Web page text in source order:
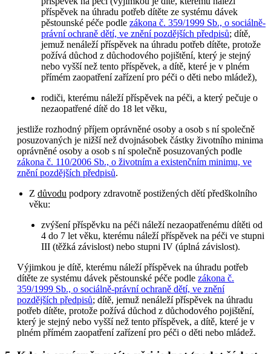
příspěvek na úhradu potřeb dítěte ze systému dávek
pěstounské péče podlezákona č. 359/1999 Sb., o sociálně-
právní ochraně dětí, ve znění pozdějších předpisů; dítě,
jemuž nenáleží příspěvek na úhradu potřeb dítěte, protože
požívá důchod z důchodového pojištění, který je stejný
nebo vyšší než tento příspěvek, a dítě, které je v plném
přímém zaopatření zařízení pro péči o děti nebo mládež),
rodiči, kterému náleží příspěvek na péči, a který pečuje o
nezaopatřené dítě do 18 let věku,
jestliže rozhodný příjem oprávněné osoby a osob s ní společně
posuzovaných je nižší než dvojnásobek částky životního minima
oprávněné osoby a osob s ní společně posuzovaných podle
zákona č. 110/2006 Sb., o životním a existenčním minimu, ve
znění pozdějších předpisů.
Z důvodu podpory zdravotně postižených dětí předškolního
věku:
zvýšení příspěvku na péči náleží nezaopatřenému dítěti od
4 do 7 let věku, kterému náleží příspěvek na péči ve stupni
III (těžká závislost) nebo stupni IV (úplná závislost).
Výjimkou je dítě, kterému náleží příspěvek na úhradu potřeb
dítěte ze systému dávek pěstounské péče podlezákona č.
359/1999 Sb., o sociálně-právní ochraně dětí, ve znění
pozdějších předpisů; dítě, jemuž nenáleží příspěvek na úhradu
potřeb dítěte, protože požívá důchod z důchodového pojištění,
který je stejný nebo vyšší než tento příspěvek, a dítě, které je v
plném přímém zaopatření zařízení pro péči o děti nebo mládež.